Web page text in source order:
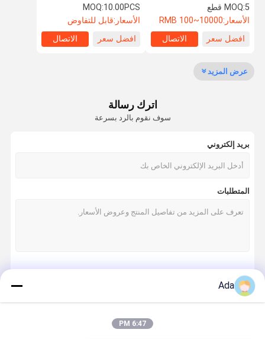
مرفقات حفارة
قطع غيار حفارة
أجزاء الكسارة الهيدروليكية
قطع أجزاء تحت عربة الحفر
أجزاء كهربائية الحفر
الكسارة الهيدروليكية المكبس
مسامير الكسر الهيدروليكية
MOQ:5 قطع
الأسعار:RMB 100~10000
افضل سعر
الاتصال
MOQ:10.00PCS
الأسعار:قابل للتفاوض
افضل سعر
الاتصال
عرض المزيد
اترك رسالة
سوف نقوم بالرد بسرعة
بريد إلكتروني
المتطلبات
Ada
6:47 PM